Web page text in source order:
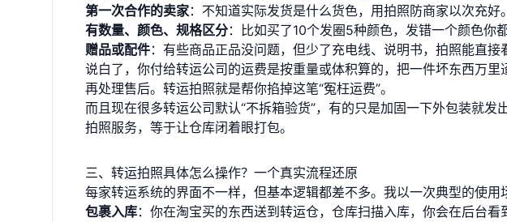
第一次合作的卖家：不知道实际发货是什么货色，用拍照防商家以次充好。
有数量、颜色、规格区分：比如买了10个发圈5种颜色，发错一个颜色你都
赠品或配件：有些商品正品没问题，但少了充电线、说明书，拍照能直接
说白了，你付给转运公司的运费是按重量或体积算的，把一件坏东西万
再处理售后。转运拍照就是帮你掐掉这笔“冤枉运费”。
而且现在很多转运公司默认“不拆箱验货”，有的只是加固一下外包装就
拍照服务，等于让仓库闭着眼打包。
三、转运拍照具体怎么操作？一个真实流程还原
每家转运系统的界面不一样，但基本逻辑都差不多。我以一次典型的使用
包裹入库：你在淘宝买的东西送到转运仓，仓库扫描入库，你会在后台看